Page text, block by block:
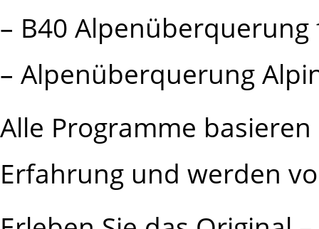
– B40
– Alpenüberquerung
Alle Programme
Erfahrung und werden